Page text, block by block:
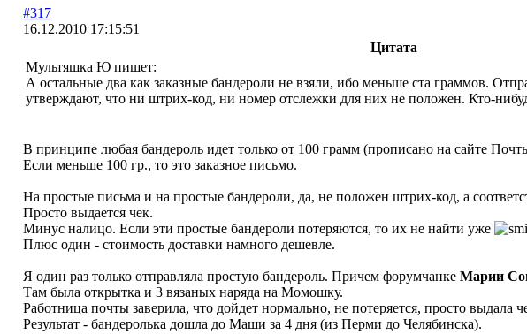
#317
16.12.2010 17:15:51
Цитата
Мультяшка Ю пишет:
А остальные два как заказные бандероли не взяли, ибо меньше ста граммов.
утверждают, что ни штрих-код, ни номер отслежки для них не положен. Кто-
В принципе любая бандероль идет только от 100 грамм (прописано на сайте
Если меньше 100 гр., то это заказное письмо.
На простые письма и на простые бандероли, да, не положен штрих-код, а
Просто выдается чек.
Минус налицо. Если эти простые бандероли потеряются, то их не найти уже
Плюс один - стоимость доставки намного дешевле.
Я один раз только отправляла простую бандероль. Причем форумчанке Марии
Там была открытка и 3 вязаных наряда на Момошку.
Работница почты заверила, что дойдет нормально, не потеряется, просто выдала
Результат - бандеролька дошла до Маши за 4 дня (из Перми до Челябинска).